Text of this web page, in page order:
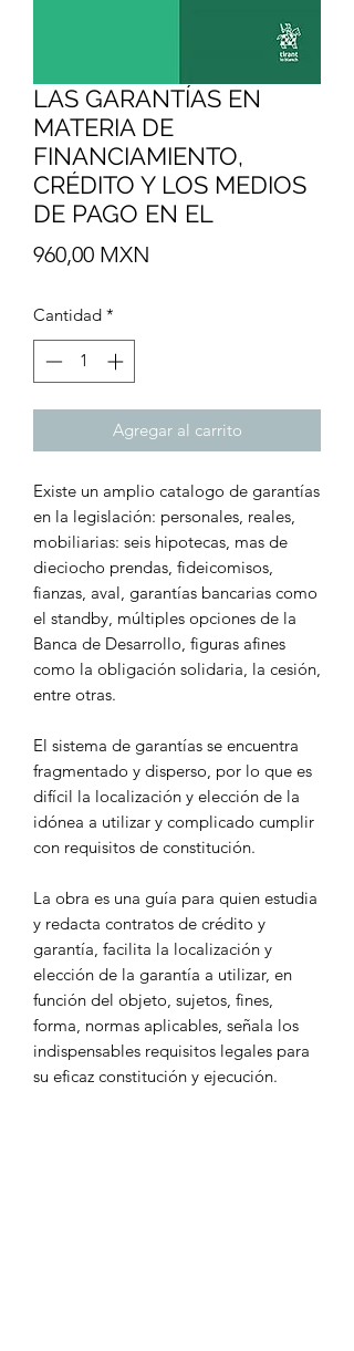
LAS GARANTÍAS EN
MATERIA DE
FINANCIAMIENTO,
CRÉDITO Y LOS MEDIOS
DE PAGO EN EL
960,00 MXN
Cantidad *
Agregar al carrito
Existe un amplio catalogo de garantías
en la legislación: personales, reales,
mobiliarias: seis hipotecas, mas de
dieciocho prendas, fideicomisos,
fianzas, aval, garantías bancarias como
el standby, múltiples opciones de la
Banca de Desarrollo, figuras afines
como la obligación solidaria, la cesión,
entre otras.
El sistema de garantías se encuentra
fragmentado y disperso, por lo que es
difícil la localización y elección de la
idónea a utilizar y complicado cumplir
con requisitos de constitución.
La obra es una guía para quien estudia
y redacta contratos de crédito y
garantía, facilita la localización y
elección de la garantía a utilizar, en
función del objeto, sujetos, fines,
forma, normas aplicables, señala los
indispensables requisitos legales para
su eficaz constitución y ejecución.